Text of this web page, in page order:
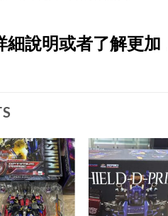
說明或者了解更加